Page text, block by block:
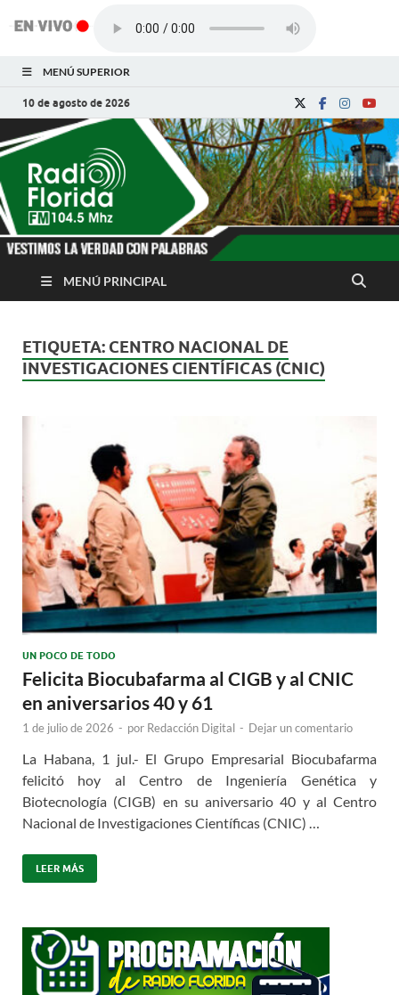
MENÚ SUPERIOR
10 de agosto de 2026
Radio Florida de
Cuba
Noticias y Actualidades de Florida, Camagüey,
MENÚ PRINCIPAL
ETIQUETA: CENTRO NACIONAL DE
INVESTIGACIONES CIENTÍFICAS (CNIC)
UN POCO DE TODO
Felicita Biocubafarma al CIGB y al CNIC
en aniversarios 40 y 61
1 de julio de 2026 - por Redacción Digital - Dejar un comentario
La Habana, 1 jul.- El Grupo Empresarial Biocubafarma
felicitó hoy al Centro de Ingeniería Genética y
Biotecnología (CIGB) en su aniversario 40 y al Centro
Nacional de Investigaciones Científicas (CNIC) …
LEER MÁS